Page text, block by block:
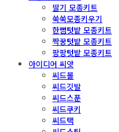
딸기 모종키트
쑥쑥모종키우기
한뼘텃밭 모종키트
짝꿍텃밭 모종키트
팡팡텃밭 모종키트
아이디어 씨앗
씨드볼
씨드깃발
씨드스푼
씨드쿠키
씨드택